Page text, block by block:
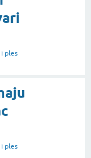
ples
ples